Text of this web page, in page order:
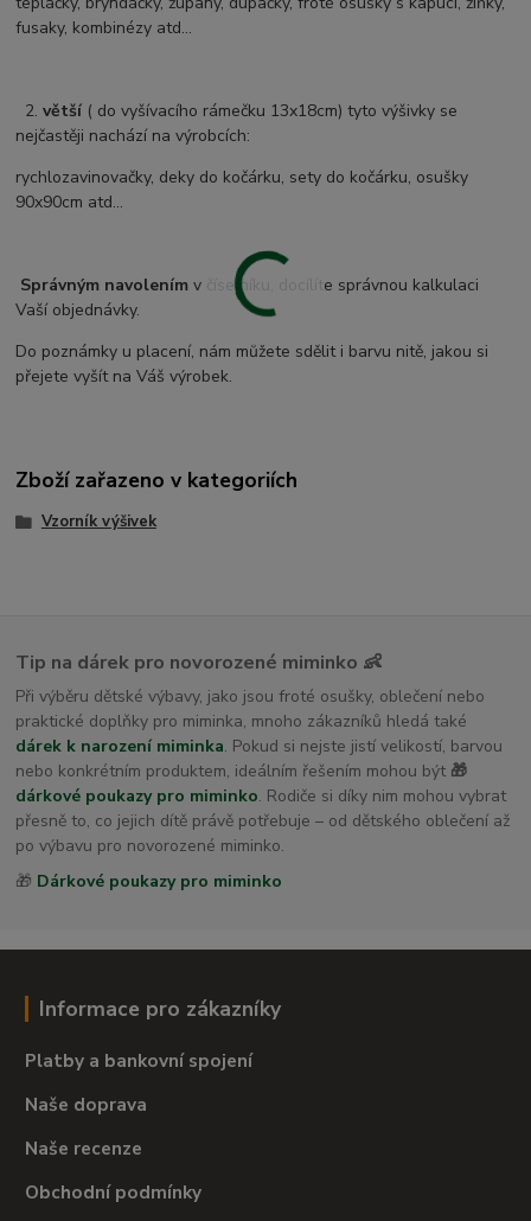
fusaky, kombinézy atd...
2.větší ( do vyšívacího rámečku 13x18cm) tyto výšivky se
nejčastěji nachází na výrobcích:
rychlozavinovačky, deky do kočárku, sety do kočárku, osušky
90x90cm atd...
Správným navolením v číselníku, docílíte správnou kalkulaci
Vaší objednávky.
Do poznámky u placení, nám můžete sdělit i barvu nitě, jakou si
přejete vyšít na Váš výrobek.
Zboží zařazeno v kategoriích
Vzorník výšivek
Tip na dárek pro novorozené miminko 👶
Při výběru dětské výbavy, jako jsou froté osušky, oblečení nebo
praktické doplňky pro miminka, mnoho zákazníků hledá také
dárek k narození miminka. Pokud si nejste jistí velikostí, barvou
nebo konkrétním produktem, ideálním řešením mohou být 🎁
dárkové poukazy pro miminko. Rodiče si díky nim mohou vybrat
přesně to, co jejich dítě právě potřebuje – od dětského oblečení až
po výbavu pro novorozené miminko.
🎁 Dárkové poukazy pro miminko
Informace pro zákazníky
Platby a bankovní spojení
Naše doprava
Naše recenze
Obchodní podmínky